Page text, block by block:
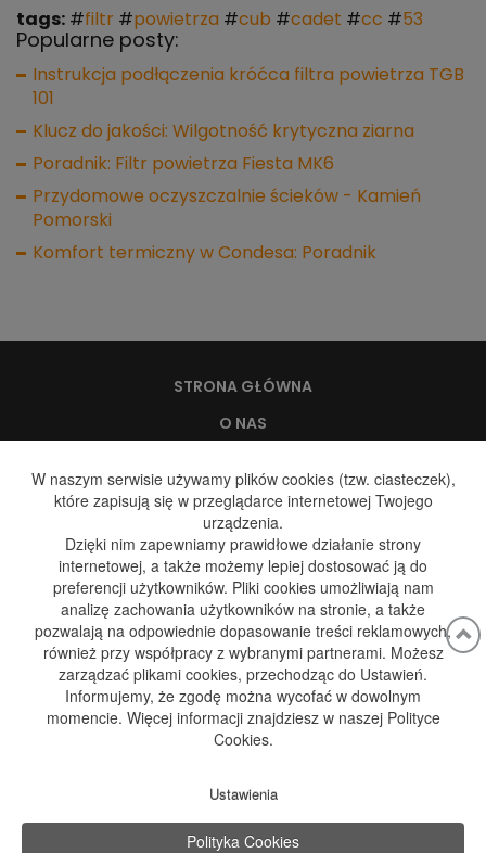
tags: #filtr #powietrza #cub #cadet #cc #53
Popularne posty:
Instrukcja podłączenia króćca filtra powietrza TGB
101
Klucz do jakości: Wilgotność krytyczna ziarna
Poradnik: Filtr powietrza Fiesta MK6
Przydomowe oczyszczalnie ścieków - Kamień
Pomorski
Komfort termiczny w Condesa: Poradnik
STRONA GŁÓWNA
O NAS
DYSTRYBUCJA WODY
DYSTRYBUCJA GAZU
GALERIA
BLOG
KONTAKT
Adres:
ul. Kościuszki 190
Dane kontaktowe:
biuro@kedconnect.pl
W naszym serwisie używamy plików cookies (tzw. ciasteczek),
które zapisują się w przeglądarce internetowej Twojego
urządzenia.
Dzięki nim zapewniamy prawidłowe działanie strony
internetowej, a także możemy lepiej dostosować ją do
preferencji użytkowników. Pliki cookies umożliwiają nam
analizę zachowania użytkowników na stronie, a także
pozwalają na odpowiednie dopasowanie treści reklamowych,
również przy współpracy z wybranymi partnerami. Możesz
zarządzać plikami cookies, przechodząc do Ustawień.
Informujemy, że zgodę można wycofać w dowolnym
momencie. Więcej informacji znajdziesz w naszej Polityce
Cookies.
Ustawienia
Polityka Cookies